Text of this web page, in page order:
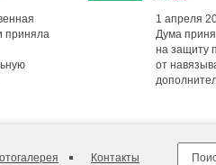
приняла
1 апреля
Дума
на защиту
от
Контакты